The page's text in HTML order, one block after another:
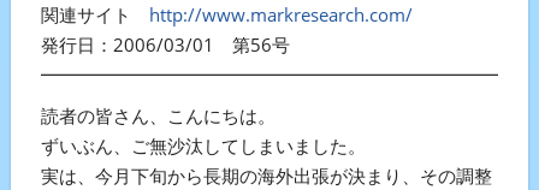
関連サイト http://www.markresearch.com/
発行日：2006/03/01 第56号
読者の皆さん、こんにちは。
ずいぶん、ご無沙汰してしまいました。
実は、今月下旬から長期の海外出張が決まり、その調整